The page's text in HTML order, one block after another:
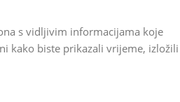
s vidljivim informacijama koje
kako biste prikazali vrijeme, izložili